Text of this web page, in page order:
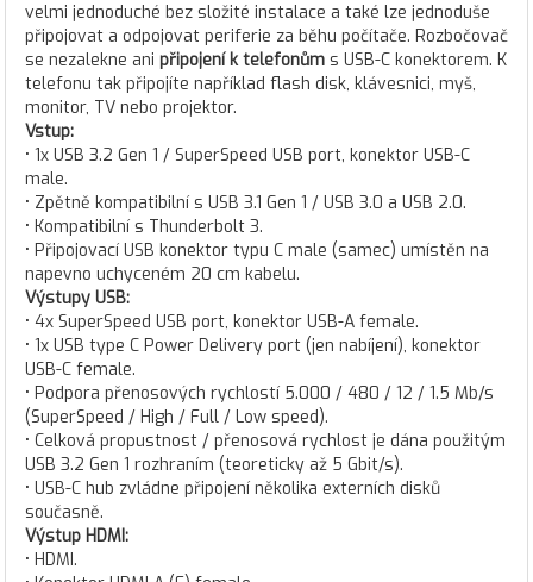
velmi jednoduché bez složité instalace a také lze jednoduše
připojovat a odpojovat periferie za běhu počítače. Rozbočovač
se nezalekne ani připojení k telefonům s USB-C konektorem. K
telefonu tak připojíte například flash disk, klávesnici, myš,
monitor, TV nebo projektor.
Vstup:
• 1x USB 3.2 Gen 1 / SuperSpeed USB port, konektor USB-C
male.
• Zpětně kompatibilní s USB 3.1 Gen 1 / USB 3.0 a USB 2.0.
• Kompatibilní s Thunderbolt 3.
• Připojovací USB konektor typu C male (samec) umístěn na
napevno uchyceném 20 cm kabelu.
Výstupy USB:
• 4x SuperSpeed USB port, konektor USB-A female.
• 1x USB type C Power Delivery port (jen nabíjení), konektor
USB-C female.
• Podpora přenosových rychlostí 5.000 / 480 / 12 / 1.5 Mb/s
(SuperSpeed / High / Full / Low speed).
• Celková propustnost / přenosová rychlost je dána použitým
USB 3.2 Gen 1 rozhraním (teoreticky až 5 Gbit/s).
• USB-C hub zvládne připojení několika externích disků
současně.
Výstup HDMI:
• HDMI.